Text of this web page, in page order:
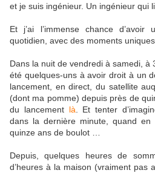
et je suis ingénieur. Un ingénieur qui
Et j’ai l’immense chance d’avoir
quotidien, avec des moments uniques.
Dans la nuit de vendredi à samedi, à
été quelques-uns à avoir droit à un
lancement, en direct, du satellite
(dont ma pomme) depuis près de
du lancement là . Et tenter
dans la dernière minute, quand
quinze ans de boulot …
Depuis, quelques heures de
d’heures à la maison (vraiment pas